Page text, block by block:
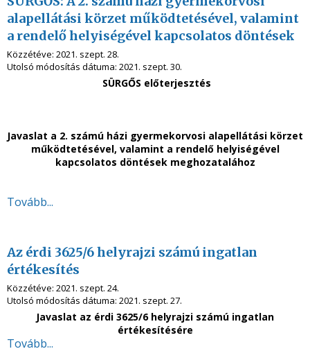
alapellátási körzet működtetésével, valamint
a rendelő helyiségével kapcsolatos döntések
Közzétéve: 2021. szept. 28.
Utolsó módosítás dátuma: 2021. szept. 30.
SÜRGŐS előterjesztés
Javaslat a 2. számú házi gyermekorvosi alapellátási körzet
működtetésével, valamint a rendelő helyiségével
kapcsolatos döntések meghozatalához
Tovább...
Az érdi 3625/6 helyrajzi számú ingatlan
értékesítés
Közzétéve: 2021. szept. 24.
Utolsó módosítás dátuma: 2021. szept. 27.
Javaslat az érdi 3625/6 helyrajzi számú ingatlan
értékesítésére
Tovább...